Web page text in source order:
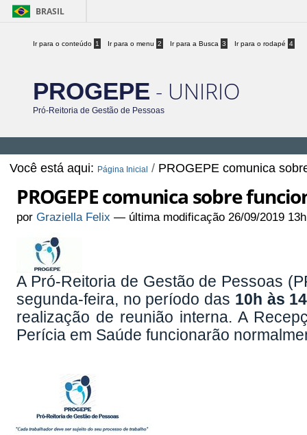
BRASIL
Ir para o conteúdo 1 Ir para o menu 2 Ir para a Busca 3 Ir para o rodapé 4
PROGEPE - UNIRIO
Pró-Reitoria de Gestão de Pessoas
Você está aqui: Página Inicial / PROGEPE comunica
PROGEPE comunica sobre
porGraziella Felix — última modificação 26/09/2019
A Pró-Reitoria de Gestão de Pessoas
segunda-feira, no período das 10h às
realização de reunião interna. A
Perícia em Saúde funcionarão